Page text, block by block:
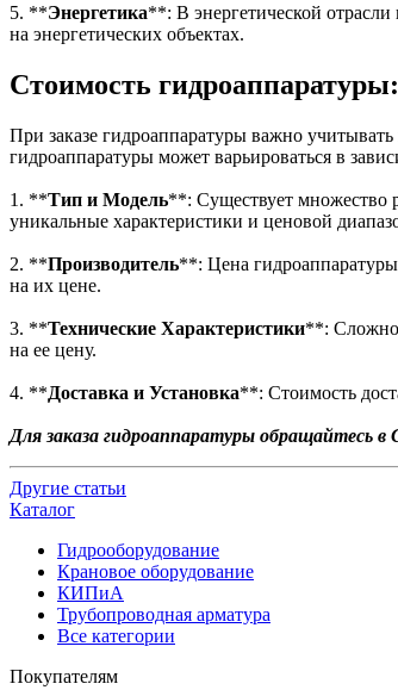
5. **Энергетика**: В энергетической
на энергетических объектах.
Стоимость
При заказе гидроаппаратуры важно
гидроаппаратуры может варьироваться в
1. **Тип и Модель**: Существует множество
уникальные характеристики и ценовой
2. **Производитель**: Цена гидроаппаратуры
на их цене.
3. **Технические Характеристики**:
на ее цену.
4. **Доставка и Установка**: Стоимость
Для заказа гидроаппаратуры обращайтесь
Другие статьи
Каталог
Гидрооборудование
Крановое оборудование
КИПиА
Трубопроводная арматура
Все категории
Покупателям